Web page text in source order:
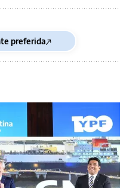
preferida